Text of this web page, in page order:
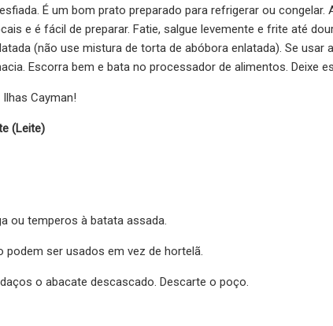
É um bom prato preparado para refrigerar ou
e é fácil de preparar. Fatie, salgue levemente e frite até
(não use mistura de torta de abóbora enlatada). Se
Escorra bem e bata no processador de alimentos. Deixe
Cayman!
(Leite)
ou temperos à batata assada.
ser usados ​​em vez de hortelã.
o abacate descascado. Descarte o poço.